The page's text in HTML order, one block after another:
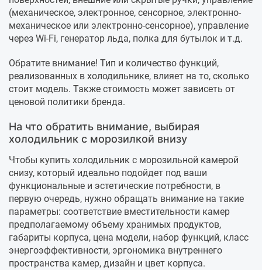
(механическое, электронное, сенсорное, электронно-
механическое или электронно-сенсорное), управление
через Wi-Fi, генератор льда, полка для бутылок и т.д.
Обратите внимание! Тип и количество функций,
реализованных в холодильнике, влияет на то, сколько
стоит модель. Также стоимость может зависеть от
ценовой политики бренда.
На что обратить внимание, выбирая
холодильник с морозилкой внизу
Чтобы купить холодильник с морозильной камерой
снизу, который идеально подойдет под ваши
функциональные и эстетические потребности, в
первую очередь, нужно обращать внимание на такие
параметры: соответствие вместительности камер
предполагаемому объему хранимых продуктов,
габариты корпуса, цена модели, набор функций, класс
энергоэффективности, эргономика внутреннего
пространства камер, дизайн и цвет корпуса.